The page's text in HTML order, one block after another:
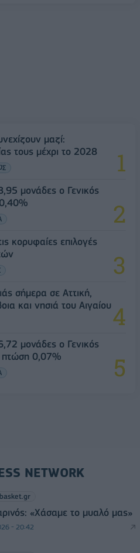
μαζί:
τους μέχρι το 2028
μονάδες ο Γενικός
κορυφαίες επιλογές
σήμερα σε Αττική,
και νησιά του Αιγαίου
μονάδες ο Γενικός
πτώση 0,07%
NETWORK
«Χάσαμε το μυαλό μας»
- 20:42